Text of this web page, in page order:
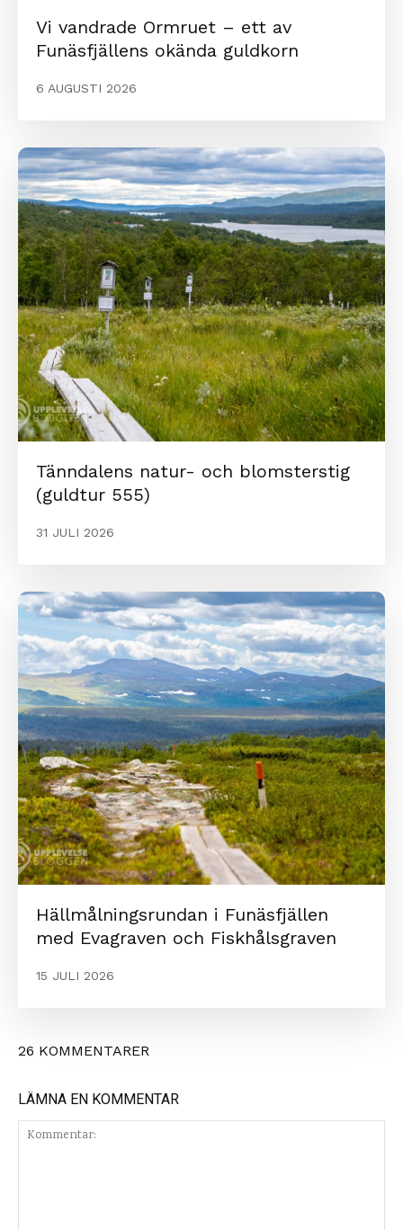
Vi vandrade Ormruet – ett av
Funäsfjällens okända guldkorn
6 AUGUSTI 2026
Tänndalens natur- och blomsterstig
(guldtur 555)
31 JULI 2026
Hällmålningsrundan i Funäsfjällen
med Evagraven och Fiskhålsgraven
15 JULI 2026
26 KOMMENTARER
LÄMNA EN KOMMENTAR